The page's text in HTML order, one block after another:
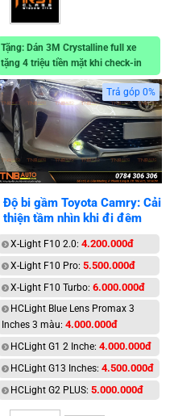
Tặng: Dán 3M Crystalline full xe
tặng 4 triệu tiền mặt khi check-in
Trả góp 0%
Độ bi gầm Toyota Camry: Cải
thiện tầm nhìn khi đi đêm
X-Light F10 2.0: 4.200.000đ
X-Light F10 Pro: 5.500.000đ
X-Light F10 Turbo: 6.000.000đ
HCLight Blue Lens Promax 3
Inches 3 màu: 4.000.000đ
HCLight G1 2 Inche: 4.000.000đ
HCLight G13 Inches: 4.500.000đ
HCLight G2 PLUS: 5.000.000đ